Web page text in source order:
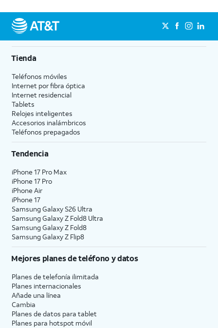
Tienda
Teléfonos móviles
Internet por fibra óptica
Internet residencial
Tablets
Relojes inteligentes
Accesorios inalámbricos
Teléfonos prepagados
Tendencia
iPhone 17 Pro Max
iPhone 17 Pro
iPhone Air
iPhone 17
Samsung Galaxy S26 Ultra
Samsung Galaxy Z Fold8 Ultra
Samsung Galaxy Z Fold8
Samsung Galaxy Z Flip8
Mejores planes de teléfono y datos
Planes de telefonía ilimitada
Planes internacionales
Añade una línea
Cambia
Planes de datos para tablet
Planes para hotspot móvil